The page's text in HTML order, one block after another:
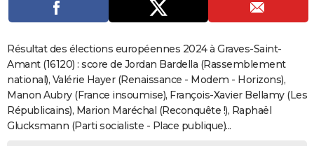
COPAINS D'AVANT
AVIS DE DÉCÈS
FORUM
Bricolage
Lifestyle
Culture
Sport
Auto
Television
Voyage
Cinema
Résultat des élections européennes 2024 à Graves-Saint-
Amant (16120) : score de Jordan Bardella (Rassemblement
national), Valérie Hayer (Renaissance - Modem - Horizons),
Manon Aubry (France insoumise), François-Xavier Bellamy (Les
Républicains), Marion Maréchal (Reconquête !), Raphaël
Glucksmann (Parti socialiste - Place publique)...